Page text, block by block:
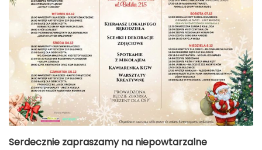
Serdecznie zapraszamy na niepowtarzalne